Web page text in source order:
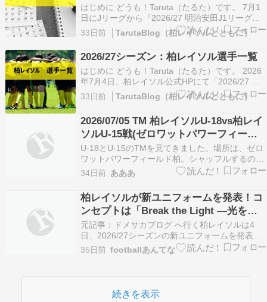
はじめに どうも！Taruta（たるた）です。 7月1
日にJリーグから『2026/27 明治安田J1リーグ』
の年間対戦カード決定のお知らせが掲載されまし
た。 毎年の事になりますが、柏レイソルの試合日
程を作成しました。試合結果も随時更新していき
ますので、参考にして頂ければと思います…
33日前 │TarutaBlog（柏レイソルとともに）
2026/27シーズン：柏レイソル選手一覧
はじめに どうも！Taruta（たるた）です。 2026
年7月4日、柏レイソル公式HPにて「2026/27 ト
ップチーム体制＆背番号決定」のお知らせが掲載
され、2026/27シーズンの柏レイソルの選手およ
び背番号が決定しました。 本記事では選手一覧を
掲載しておりますので、参考にし…
33日前 │TarutaBlog（柏レイソルとともに）
2026/07/05 TM 柏レイソルU-18vs柏レイ
ソルU-15戦(ゼロワットパワーフィール
ド柏) 1-6
U-18とU-15のTMを見てきました。場所は、ゼロ
ワットパワーフィールド柏。シャッフルするのか
な？ 黄() vs 赤() 1-61本目 0-22本目 0-23本目 1-2
黄オランゴ、大村加藤、八木橋、菊池、井出高
倉、久保、岩谷、高橋安藤赤堀越、遠山金原、沼
端、峯島、鍬田林田、…
34日前 あああ
柏レイソルが新ユニフォームを発表！コ
ンセプトは「Break the Light ―光を超
えろー」
元記事：ドメサカブログ へ行く柏レイソルは4
日、2026/27シーズンの新ユニフォームを発表し
ました。 ユニフォームサプライヤーはこれまでと
同じヨネックスで、コンセプトは「Break the
幾何学的 […] The post 柏…
35日前 footballあんてな
続きを表示